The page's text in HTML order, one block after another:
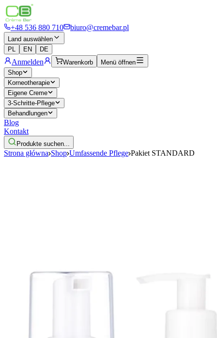
+48 536 880 710 biuro@cremebar.pl
Land auswählen
PL
EN DE
Anmelden Warenkorb
Menü öffnen
Shop
Korneotherapie
Eigene Creme
3-Schritte-Pflege
Behandlungen
Blog
Kontakt
Produkte suchen...
Strona główna Shop Umfassende Pflege Pakiet STANDARD